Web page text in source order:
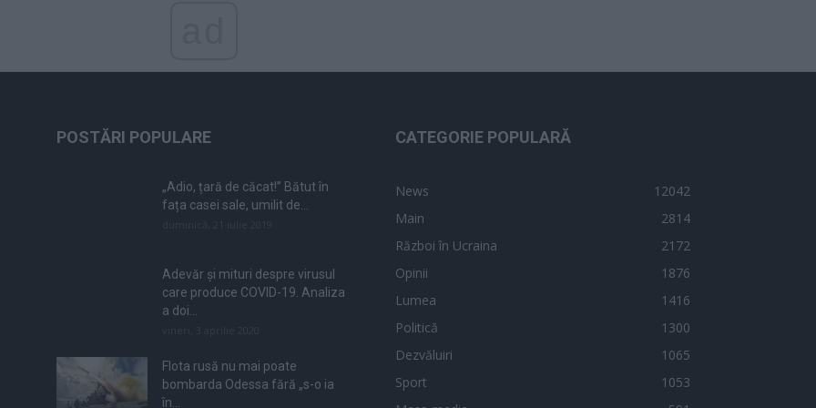
POSTĂRI POPULARE
„Adio, țară de căcat!” Bătut în
fața casei sale, umilit de...
Adevăr și mituri despre virusul
care produce COVID-19. Analiza
a doi...
Flota rusă nu mai poate
bombarda Odessa fără „s-o ia
în...
CATEGORIE POPULARĂ
News
12042
Main
2814
Război în Ucraina
2172
Opinii
1876
Lumea
1416
Politică
1300
Dezvăluiri
1065
Sport
1053